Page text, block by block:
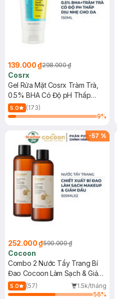
139.000 ₫298.000 ₫
Cosrx
Gel Rửa Mặt Cosrx Tràm Trà,
0.5% BHA Có Độ pH Thấp
150ml
5.0
(173)
9%
-57 %
252.000 ₫590.000 ₫
Cocoon
Combo 2 Nước Tẩy Trang Bí
Đao Cocoon Làm Sạch & Giảm
Dầu 500ml
5.0 (57)
1.5k/tháng
56%